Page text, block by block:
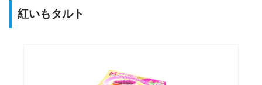
紅いもタルト